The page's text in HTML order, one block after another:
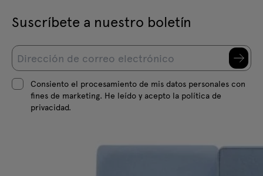
Suscríbete a nuestro boletín
Consiento el procesamiento de mis datos personales con
fines de marketing. He leído y acepto la política de
privacidad.